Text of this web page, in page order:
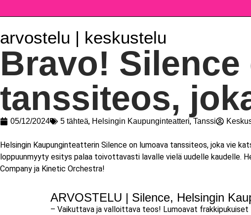
arvostelu | keskustelu
Bravo!
tanssiteos,
05/12/2024 5 tähteä, Helsingin Kaupunginteatteri, Tanssi
Helsingin Kaupunginteatterin Silence on lumoava tanssiteos, joka vie
loppuunmyyty esitys palaa toivottavasti lavalle vielä uudelle kaudelle.
Company ja Kinetic Orchestra!
ARVOSTELU | Silence, Helsingin
– Vaikuttava ja valloittava teos! Lumoavat